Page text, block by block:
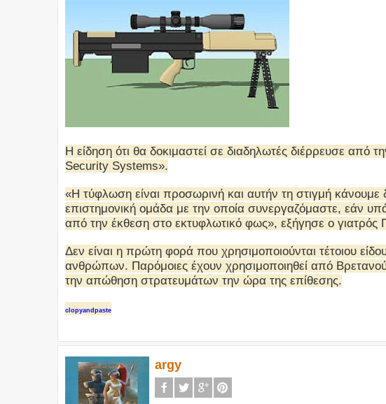
Η είδηση ότι θα δοκιμαστεί σε διαδηλωτές διέρρευσε από
Security Systems».
«Η τύφλωση είναι προσωρινή και αυτήν τη στιγμή κάνουμε
επιστημονική ομάδα με την οποία συνεργαζόμαστε, εάν
από την έκθεση στο εκτυφλωτικό φως», εξήγησε ο γιατρός
Δεν είναι η πρώτη φορά που χρησιμοποιούνται τέτοιου
ανθρώπων. Παρόμοιες έχουν χρησιμοποιηθεί από
την απώθηση στρατευμάτων την ώρα της επίθεσης.
clopyandpaste
argy